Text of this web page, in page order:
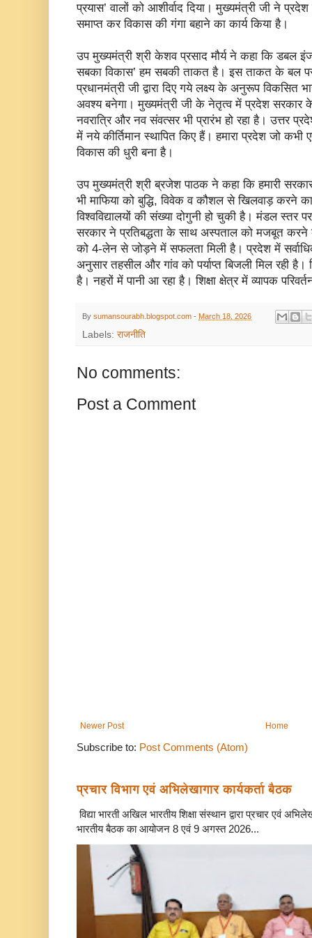
प्रयास’ वालों को आशीर्वाद दिया। मुख्यमंत्री जी ने
समाप्त कर विकास की गंगा बहाने का कार्य किया है।
उप मुख्यमंत्री श्री केशव प्रसाद मौर्य ने कहा कि डबल
सबका विकास’ हम सबकी ताकत है। इस ताकत के बल
प्रधानमंत्री जी द्वारा दिए गये लक्ष्य के अनुरूप
अवश्य बनेगा। मुख्यमंत्री जी के नेतृत्व में प्रदेश सरकार
नवरात्रि और नव संवत्सर भी प्रारंभ हो रहा है। उत्तर
में नये कीर्तिमान स्थापित किए हैं। हमारा प्रदेश जो
विकास की धुरी बना है।
उप मुख्यमंत्री श्री ब्रजेश पाठक ने कहा कि हमारी
भी माफिया को बुद्धि, विवेक व कौशल से खिलवाड़ करने
विश्वविद्यालयों की संख्या दोगुनी हो चुकी है। मंडल स्तर
सरकार ने प्रतिबद्धता के साथ अस्पताल को मजबूत
को 4-लेन से जोड़ने में सफलता मिली है। प्रदेश में
अनुसार तहसील और गांव को पर्याप्त बिजली मिल रही है।
है। नहरों में पानी आ रहा है। शिक्षा क्षेत्र में व्यापक
By sumansourabh.blogspot.com - March 18, 2026
Labels: राजनीति
No comments:
Post a Comment
Newer Post Home
Subscribe to: Post Comments (Atom)
प्रचार विभाग एवं अभिलेखागार कार्यकर्ता बैठक
विद्या भारती अखिल भारतीय शिक्षा संस्थान द्वारा प्रचार एवं
भारतीय बैठक का आयोजन 8 एवं 9 अगस्त 2026...